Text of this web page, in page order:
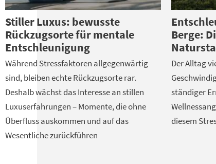
Stiller Luxus: bewusste
Rückzugsorte für mentale
Entschleunigung
Während Stressfaktoren allgegenwärtig
sind, bleiben echte Rückzugsorte rar.
Deshalb wächst das Interesse an stillen
Luxuserfahrungen – Momente, die ohne
Überfluss auskommen und auf das
Wesentliche zurückführen
Berge:
Der Alltag
ständiger
diesem